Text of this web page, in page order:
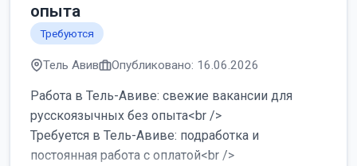
опыта
Требуются
Тель Авив Опубликовано: 16.06.2026
Работа в Тель-Авиве: свежие вакансии для
русскоязычных без опыта<br />
Требуется в Тель-Авиве: подработка и
постоянная работа с оплатой<br />